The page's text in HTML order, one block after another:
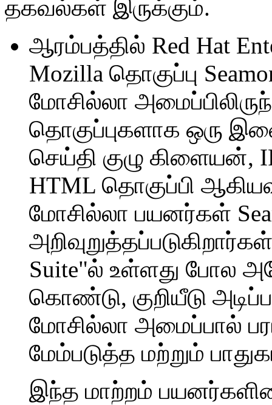
தகவல்கள் இருக்கும்.
ஆரம்பத்தில் Red Hat
Mozilla தொகுப்பு
மோசில்லா
தொகுப்புகளாக ஒரு
செய்தி குழு கிளையன்,
HTML தொகுப்பி
மோசில்லா பயனர்கள்
Suite"ல் உள்ளது போல
கொண்டு, குறியீடு
மோசில்லா அமைப்பால்
மேம்படுத்த மற்றும்
இந்த மாற்றம்